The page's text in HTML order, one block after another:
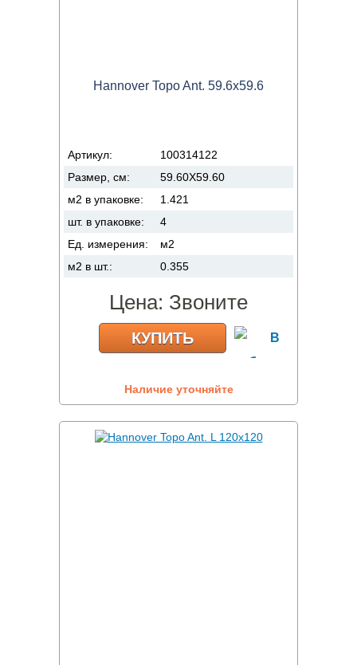
Hannover Topo Ant. 59.6x59.6
Артикул:
100314122
Размер, см:
59.60X59.60
м2 в упаковке:
1.421
шт. в упаковке:
4
Ед. измерения:
м2
м2 в шт.:
0.355
Цена: Звоните
КУПИТЬ
Наличие уточняйте